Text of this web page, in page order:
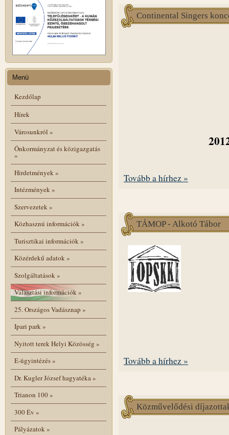
Menü
Kezdőlap
Hírek
Városunkról »
Önkormányzat és közigazgatás
»
Hirdetmények»
Intézmények»
Szervezetek»
Közhasznú információk»
Turisztikai információk»
Közérdekű adatok»
Szolgáltatások»
Választási információk»
25. Országos Vadásznap »
Ipari park»
Nyitott terek Helyi Közösség »
E-ügyintézés»
Dr. Kugler József hagyatéka»
Trianon 100»
300 Év »
Pályázatok»
Continental Singers
Tovább a hírhez »
TÁMOP - Alkotó Tábor
Tovább a hírhez »
Közművelődési